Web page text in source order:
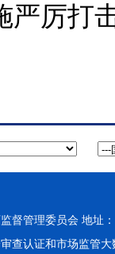
严厉打
督管理委员会 地址
查认证和市场监管大